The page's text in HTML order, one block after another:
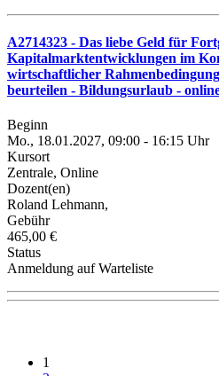
A2714323 - Das liebe Geld für
Kapitalmarktentwicklungen im
wirtschaftlicher
beurteilen - Bildungsurlaub -
Beginn
Mo., 18.01.2027, 09:00 - 16:15 Uhr
Kursort
Zentrale, Online
Dozent(en)
Roland Lehmann,
Gebühr
465,00 €
Status
Anmeldung auf Warteliste
1